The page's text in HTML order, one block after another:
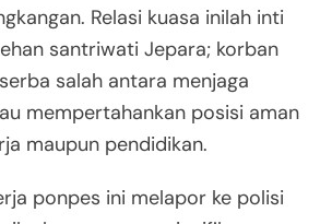
Relasi kuasa inilah inti
santriwati Jepara; korban
salah antara menjaga
mempertahankan posisi aman
maupun pendidikan.
ponpes ini melapor ke polisi